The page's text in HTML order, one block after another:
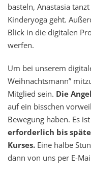
basteln, Anastasia
Kinderyoga geht.
Blick in die digitalen
werfen.
Um bei unserem
Weihnachtsmann”
Mitglied sein. Die
auf ein bisschen
Bewegung haben. Es
erforderlich bis
Kurses. Eine halbe
dann von uns per E-